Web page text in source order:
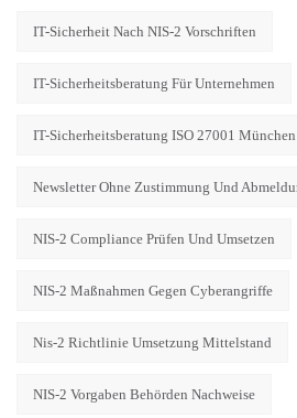
IT-Sicherheit Nach NIS-2 Vorschriften
IT-Sicherheitsberatung Für Unternehmen
IT-Sicherheitsberatung ISO 27001 München
Newsletter Ohne Zustimmung Und
NIS-2 Compliance Prüfen Und Umsetzen
NIS-2 Maßnahmen Gegen Cyberangriffe
Nis-2 Richtlinie Umsetzung Mittelstand
NIS-2 Vorgaben Behörden Nachweise